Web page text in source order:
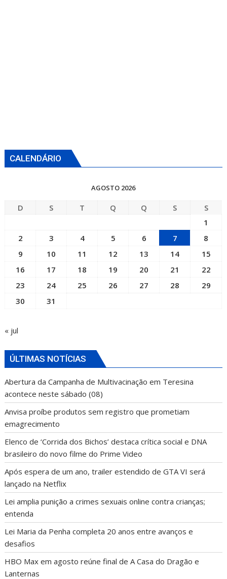
CALENDÁRIO
AGOSTO 2026
D S T Q Q S
S
1
2
3 4 5 6 7
8
9
10 11 12 13 14
15
16
17 18 19 20 21
22
23
24 25 26 27 28
29
30
31
« jul
ÚLTIMAS NOTÍCIAS
Abertura da Campanha de Multivacinação em Teresina
acontece neste sábado (08)
Anvisa proíbe produtos sem registro que prometiam
emagrecimento
Elenco de ‘Corrida dos Bichos’ destaca crítica social e DNA
brasileiro do novo filme do Prime Video
Após espera de um ano, trailer estendido de GTA VI será
lançado na Netflix
Lei amplia punição a crimes sexuais online contra crianças;
entenda
Lei Maria da Penha completa 20 anos entre avanços e
desafios
HBO Max em agosto reúne final de A Casa do Dragão e
Lanternas